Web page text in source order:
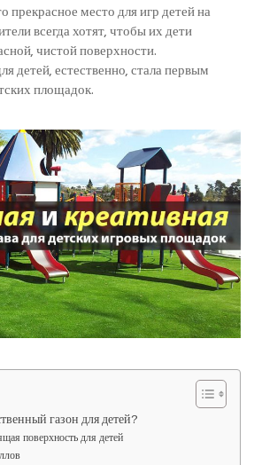
прекрасное место для игр детей на
всегда хотят, чтобы их дети
чистой поверхности.
детей, естественно, стала первым
площадок.
газон для детей?
поверхность для детей